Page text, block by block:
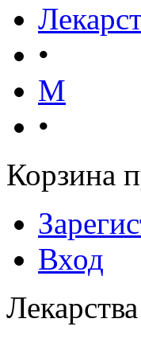
•
М
•
Корзина
Вход
Лекарства